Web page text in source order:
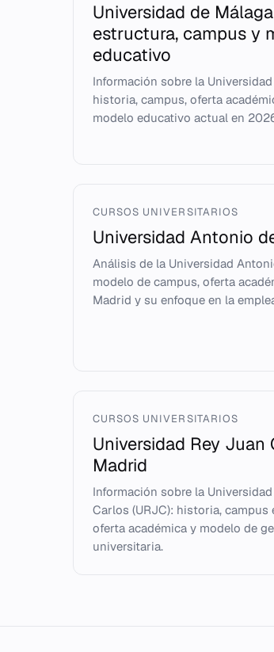
Universidad de
estructura, campus y
educativo
Información sobre la
historia, campus, oferta
modelo educativo actual en
CURSOS UNIVERSITARIOS
Universidad Antonio
Análisis de la Universidad
modelo de campus, oferta
Madrid y su enfoque en la
CURSOS UNIVERSITARIOS
Universidad Rey Juan
Madrid
Información sobre la
Carlos (URJC): historia, campus
oferta académica y modelo de
universitaria.